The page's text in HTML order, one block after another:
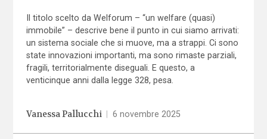
Il titolo scelto da Welforum – “un welfare (quasi)
immobile” – descrive bene il punto in cui siamo arrivati:
un sistema sociale che si muove, ma a strappi. Ci sono
state innovazioni importanti, ma sono rimaste parziali,
fragili, territorialmente diseguali. E questo, a
venticinque anni dalla legge 328, pesa.
Vanessa Pallucchi 6 novembre 2025